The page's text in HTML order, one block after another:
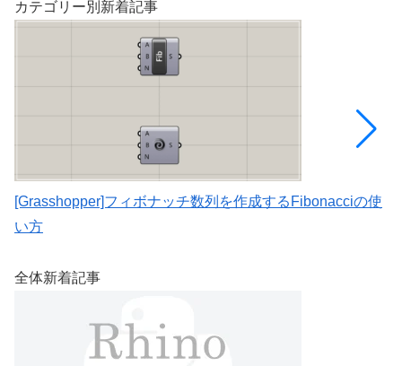
カテゴリー別新着記事
[Grasshopper]フィボナッチ数列を作成するFibonacciの使
い方
全体新着記事